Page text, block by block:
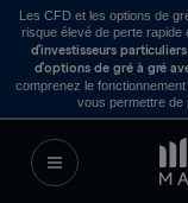
Les CFD et les options de
risque élevé de perte rapide
d’investisseurs
d’options de gré à gré
comprenez le
vous permettre de